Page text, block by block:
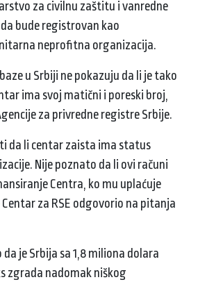
za civilnu zaštitu i vanredne
bude registrovan kao
neprofitna organizacija.
u Srbiji ne pokazuju da li je tako
ima svoj matični i poreski broj,
za privredne registre Srbije.
da li centar zaista ima status
Nije poznato da li ovi računi
Centra, ko mu uplaćuje
za RSE odgovorio na pitanja
je Srbija sa 1,8 miliona dolara
zgrada nadomak niškog